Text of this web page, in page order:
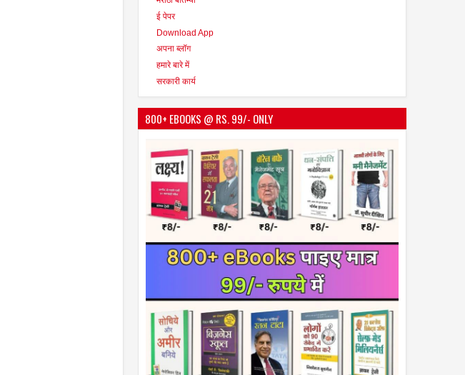
ई पेपर
Download App
अपना ब्लॉग
हमारे बारे में
सरकारी कार्य
800+ EBOOKS @ RS. 99/- ONLY